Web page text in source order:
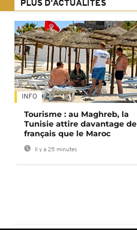
PLUS D'ACTUALITÉS
INFO
Tourisme : au Maghreb, la
Tunisie attire davantage de
français que le Maroc
Il y a 25 minutes